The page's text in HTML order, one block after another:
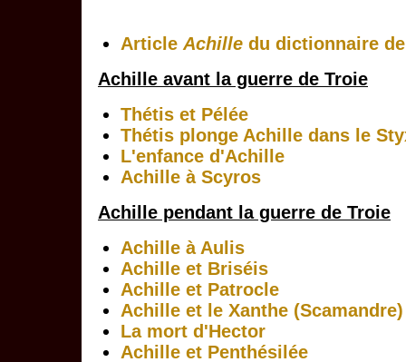
Article Achille du dictionnaire
Achille avant la guerre de Troie
Thétis et Pélée
Thétis plonge Achille dans le
L'enfance d'Achille
Achille à Scyros
Achille pendant la guerre de Troie
Achille à Aulis
Achille et Briséis
Achille et Patrocle
Achille et le Xanthe (Scamandre)
La mort d'Hector
Achille et Penthésilée